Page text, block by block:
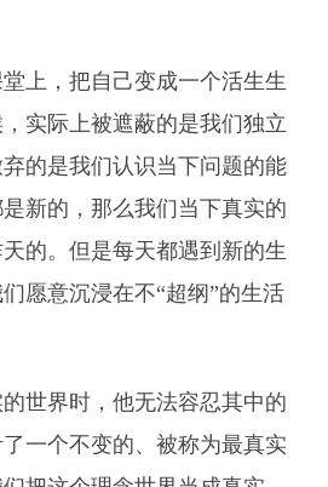
上，把自己变成一个活生生
实际上被遮蔽的是我们独立
的是我们认识当下问题的能
新的，那么我们当下真实的
的。但是每天都遇到新的生
愿意沉浸在不“超纲”的生活
世界时，他无法容忍其中的
一个不变的、被称为最真实